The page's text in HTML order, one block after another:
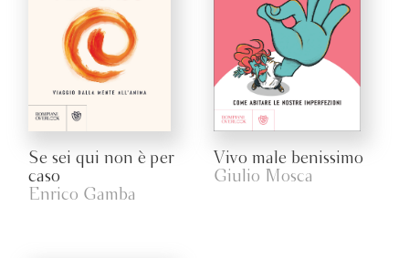
Se sei qui non è per
caso
Enrico Gamba
Vivo male benissimo
Giulio Mosca